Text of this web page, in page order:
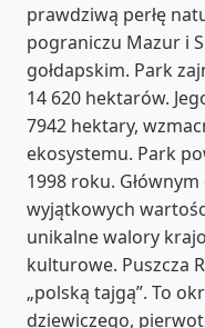
prawdziwą perłę
pograniczu Mazur i
gołdapskim. Park
14 620 hektarów.
7942 hektary,
ekosystemu. Park
1998 roku.
wyjątkowych
unikalne walory
kulturowe. Puszcza
„polską tajgą”. To
dziewiczego,